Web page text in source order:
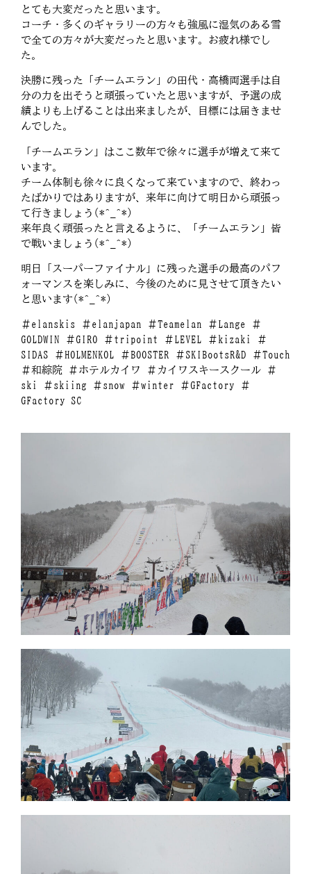
とても大変だったと思います。
コーチ・多くのギャラリーの方々も強風に湿気のある雪
で全ての方々が大変だったと思います。お疲れ様でし
た。
決勝に残った「チームエラン」の田代・高橋両選手は自
分の力を出そうと頑張っていたと思いますが、予選の成
績よりも上げることは出来ましたが、目標には届きませ
んでした。
「チームエラン」はここ数年で徐々に選手が増えて来て
います。
チーム体制も徐々に良くなって来ていますので、終わっ
たばかりではありますが、来年に向けて明日から頑張っ
て行きましょう(*^_^*)
来年良く頑張ったと言えるように、「チームエラン」皆
で戦いましょう(*^_^*)
明日「スーパーファイナル」に残った選手の最高のパフ
ォーマンスを楽しみに、今後のために見させて頂きたい
と思います(*^_^*)
＃elanskis ＃elanjapan ＃Teamelan ＃Lange ＃
GOLDWIN ＃GIRO ＃tripoint ＃LEVEL ＃kizaki ＃
SIDAS ＃HOLMENKOL ＃BOOSTER ＃SKIBootsR&D ＃Touch
＃和綜院 ＃ホテルカイワ ＃カイワスキースクール ＃
ski ＃skiing ＃snow ＃winter ＃GFactory ＃
GFactory SC